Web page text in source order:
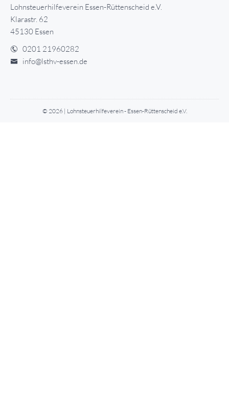
Lohnsteuerhilfeverein Essen-Rüttenscheid e.V.
Klarastr. 62
45130 Essen
0201 21960282
info@lsthv-essen.de
© 2026 | Lohnsteuerhilfeverein - Essen-Rüttenscheid e.V.